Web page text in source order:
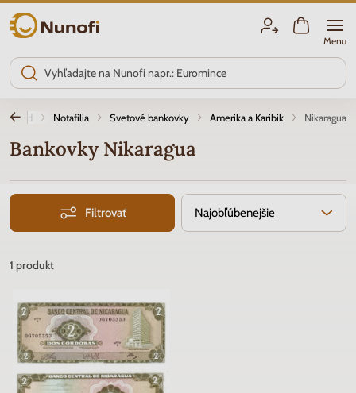
Nunofi.sk
Menu
Úvod Notafilia Svetové bankovky Amerika a Karibik Nikaragua
Bankovky Nikaragua
Filtrovať Najobľúbenejšie
1 produkt